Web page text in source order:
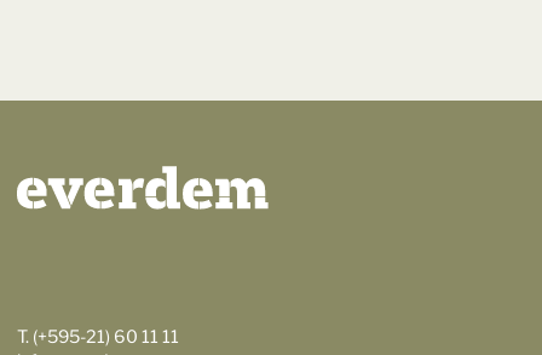
T. (+595-21) 60 11 11